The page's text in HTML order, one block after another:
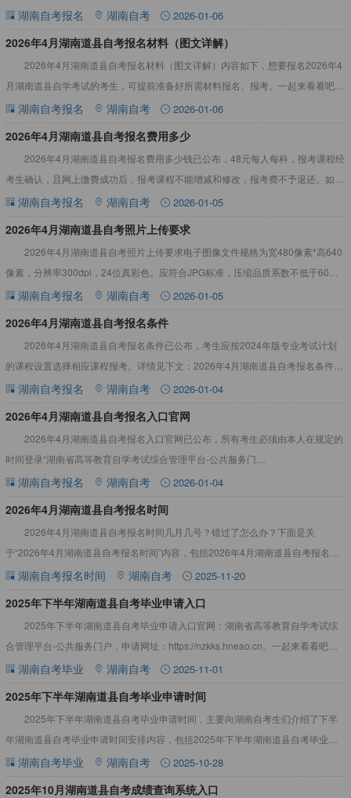
程。详情见下文：2026年4月湖南道县自考报名流程步骤第
湖南自考报名 湖南自考 2026-01-06
2026年4月湖南道县自考报名材料（图文详解）
2026年4月湖南道县自考报名材料（图文详解）内容如下，想要报名2026年4
月湖南道县自学考试的考生，可提前准备好所需材料报名、报考。一起来看看吧！
2026年4月湖南道县自考报名材料（图文详解）本文为
湖南自考报名 湖南自考 2026-01-06
2026年4月湖南道县自考报名费用多少
2026年4月湖南道县自考报名费用多少钱已公布，48元每人每科，报考课程经
考生确认，且网上缴费成功后，报考课程不能增减和修改，报考费不予退还。如遇
问题应及时与市州自考管理机构联系。详情见下文：2026
湖南自考报名 湖南自考 2026-01-05
2026年4月湖南道县自考照片上传要求
2026年4月湖南道县自考照片上传要求电子图像文件规格为宽480像素*高640
像素，分辨率300dpi，24位真彩色。应符合JPG标准，压缩品质系数不低于60，
压缩后文件大小一般在20KB至40KB。
湖南自考报名 湖南自考 2026-01-05
2026年4月湖南道县自考报名条件
2026年4月湖南道县自考报名条件已公布，考生应按2024年版专业考试计划
的课程设置选择相应课程报考。详情见下文：2026年4月湖南道县自考报名条件1.
凡属中华人民共和国公民，不受性别、年龄、民族、种
湖南自考报名 湖南自考 2026-01-04
2026年4月湖南道县自考报名入口官网
2026年4月湖南道县自考报名入口官网已公布，所有考生必须由本人在规定的
时间登录“湖南省高等教育自学考试综合管理平台-公共服务门
户”（https://nzkks.hneao.cn）报名、报考等，详情见
湖南自考报名 湖南自考 2026-01-04
2026年4月湖南道县自考报名时间
2026年4月湖南道县自考报名时间几月几号？错过了怎么办？下面是关
于“2026年4月湖南道县自考报名时间”内容，包括2026年4月湖南道县自考报名时
间错过了怎么办等。详情见下文：2026年4月湖南道县
湖南自考报名时间 湖南自考 2025-11-20
2025年下半年湖南道县自考毕业申请入口
2025年下半年湖南道县自考毕业申请入口官网：湖南省高等教育自学考试综
合管理平台-公共服务门户，申请网址：https://nzkks.hneao.cn。一起来看看吧！
2025年下半年湖南道县自考毕业申
湖南自考毕业 湖南自考 2025-11-01
2025年下半年湖南道县自考毕业申请时间
2025年下半年湖南道县自考毕业申请时间，主要向湖南自考生们介绍了下半
年湖南道县自考毕业申请时间安排内容，包括2025年下半年湖南道县自考毕业申
请时间过了怎么办等，一起来看看吧！2025年下半年湖南道
湖南自考毕业 湖南自考 2025-10-28
2025年10月湖南道县自考成绩查询系统入口